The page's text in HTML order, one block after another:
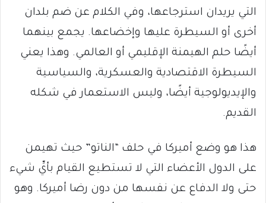
التي يريدان استرجاعها، وفي الكلام عن ضم بلدان
أخرى أو السيطرة عليها وإخضاعها. يجمع بينهما
أيضًا حلم الهيمنة الإقليمي أو العالمي. وهذا يعني
السيطرة الاقتصادية والعسكرية، والسياسية
والإيديولوجية أيضًا، وليس الاستعمار في شكله
القديم.
هذا هو وضع أميركا في حلف “الناتو” حيث تهيمن
على الدول الأعضاء التي لا تستطيع القيام بأيِّ شيء
حتى ولا الدفاع عن نفسها من دون رضا أميركا. وهو